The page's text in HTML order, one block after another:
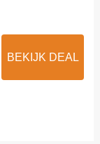
BEKIJK DEAL